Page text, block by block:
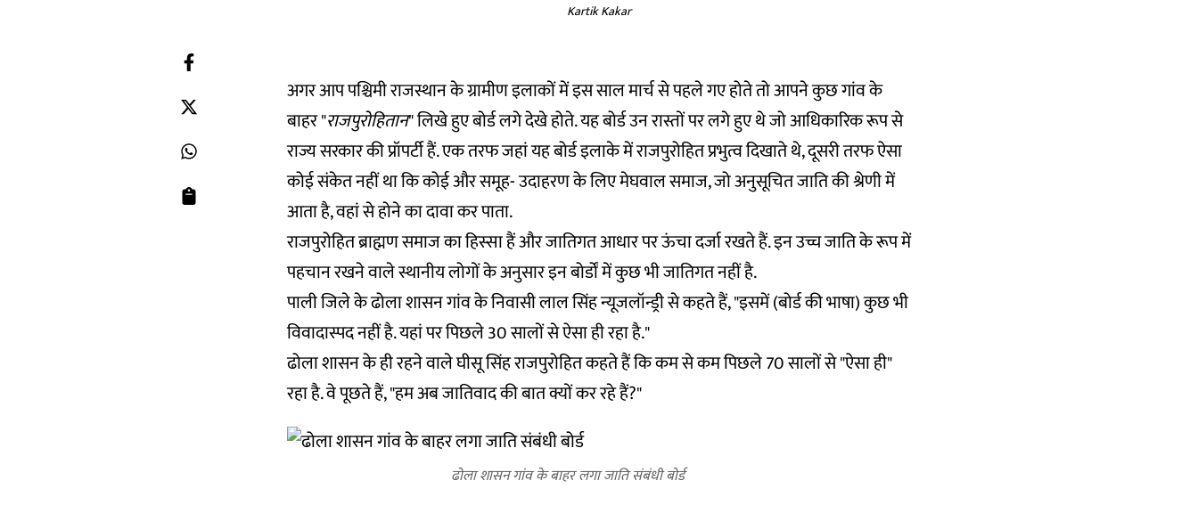
Kartik Kakar
अगर आप पश्चिमी राजस्थान के ग्रामीण इलाकों में इस साल मार्च से पहले गए होते तो आपने कुछ गांव के
बाहर "राजपुरोहितान" लिखे हुए बोर्ड लगे देखे होते. यह बोर्ड उन रास्तों पर लगे हुए थे जो आधिकारिक रूप से
राज्य सरकार की प्रॉपर्टी हैं. एक तरफ जहां यह बोर्ड इलाके में राजपुरोहित प्रभुत्व दिखाते थे, दूसरी तरफ ऐसा
कोई संकेत नहीं था कि कोई और समूह- उदाहरण के लिए मेघवाल समाज, जो अनुसूचित जाति की श्रेणी में
आता है, वहां से होने का दावा कर पाता.
राजपुरोहित ब्राह्मण समाज का हिस्सा हैं और जातिगत आधार पर ऊंचा दर्जा रखते हैं. इन उच्च जाति के रूप में
पहचान रखने वाले स्थानीय लोगों के अनुसार इन बोर्डों में कुछ भी जातिगत नहीं है.
पाली जिले के ढोला शासन गांव के निवासी लाल सिंह न्यूजलॉन्ड्री से कहते हैं, "इसमें (बोर्ड की भाषा) कुछ भी
विवादास्पद नहीं है. यहां पर पिछले 30 सालों से ऐसा ही रहा है."
ढोला शासन के ही रहने वाले घीसू सिंह राजपुरोहित कहते हैं कि कम से कम पिछले 70 सालों से "ऐसा ही"
रहा है. वे पूछते हैं, "हम अब जातिवाद की बात क्यों कर रहे हैं?"
ढोला शासन गांव के बाहर लगा जाति संबंधी बोर्ड